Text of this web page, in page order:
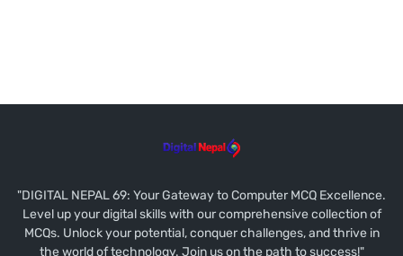
"DIGITAL NEPAL 69: Your Gateway to Computer MCQ Excellence.
Level up your digital skills with our comprehensive collection of
MCQs. Unlock your potential, conquer challenges, and thrive in
the world of technology. Join us on the path to success!"